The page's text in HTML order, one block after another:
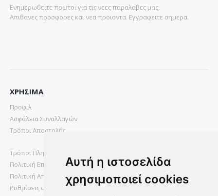
Αυτή η ιστοσελίδα
χρησιμοποιεί cookies
Ενημερωθειτε πρωτοι για τις νεες παραλαβες μας,
Απιθανες προσφορες και νεα προιοντα. Εγγραφειτε σημερα.
ΧΡΗΣΙΜΑ
Προφιλ
Ασφάλεια Συναλλαγών
Τρόποι Αποστολής
Τρόποι Πληρωμής
Πολιτική Επιστροφών
Πολιτική Απορρήτου
Ρυθμίσεις cookies